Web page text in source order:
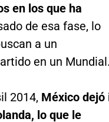
en los que ha
de esa fase, lo
a un
en un
2014, México dejó
lo que le